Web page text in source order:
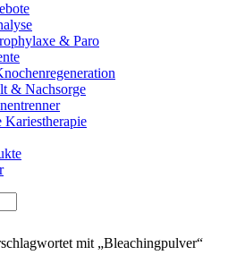
& Paro
& Nachsorge
Kariestherapie
mit „Bleachingpulver“